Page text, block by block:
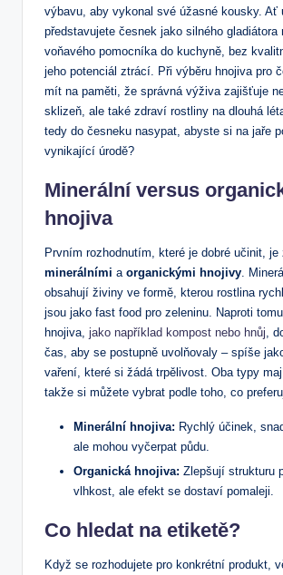
výbavu, aby vykonal své úžasné kousky. Ať
představujete česnek jako silného gladiátora
voňavého pomocníka do kuchyně, bez
jeho potenciál ztrácí. Při výběru hnojiva pro
mít na paměti, že správná výživa zajišťuje
sklizeň, ale také zdraví rostliny na dlouhá
tedy do česneku nasypat, abyste si na jaře
vynikající úrodě?
Minerální versus
hnojiva
Prvním rozhodnutím, které je dobré učinit, je
minerálními a organickými hnojivy.
obsahují živiny ve formě, kterou rostlina
jsou jako fast food pro zeleninu. Naproti
hnojiva, jako například kompost nebo hnůj,
čas, aby se postupně uvolňovaly – spíše
vaření, které si žádá trpělivost. Oba typy
takže si můžete vybrat podle toho, co
Minerální hnojiva: Rychlý účinek,
ale mohou vyčerpat půdu.
Organická hnojiva: Zlepšují strukturu
vlhkost, ale efekt se dostaví pomaleji.
Co hledat na etiketě?
Když se rozhodujete pro konkrétní produkt,